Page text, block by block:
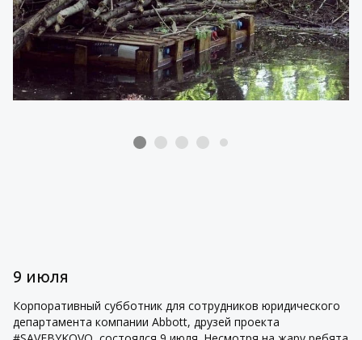
9 июля
Корпоративный субботник для сотрудников юридического
департамента компании Abbott, друзей проекта